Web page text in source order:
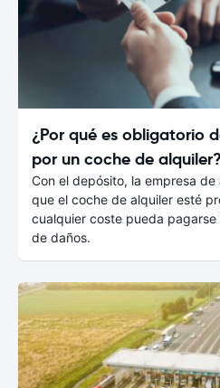
¿Por qué es obligatorio
por un coche de alquiler?
Con el depósito, la empresa
que el coche de alquiler esté
cualquier coste pueda
de daños.